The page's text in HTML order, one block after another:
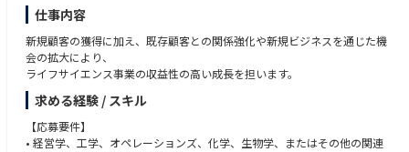
■部門の今後の方向性や目指す姿
・経営判断のサポート機能（財務視点からの提案／サポート）
・資産の適切な管理、有効活用／健全な企業財政運営
・社内外から信頼される専門的な組織／堅実で安定的な業務運営
■業務のやりがい
自身の努力と前向きな意思次第で、大会社規模の経理業務や事業部門での
採算管理業務、海外グループ会社の経理業務まで幅広く経験できるチャン
スが得られる。
仕事内容
新規顧客の獲得に加え、既存顧客との関係強化や新規ビジネスを通じた機
会の拡大により、
ライフサイエンス事業の収益性の高い成長を担います。
求める経験 / スキル
【応募要件】
• 経営学、工学、オペレーションズ、化学、生物学、またはその他の関連